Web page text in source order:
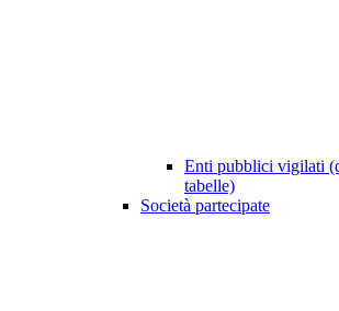
Enti pubblici vigilati
tabelle)
Società partecipate